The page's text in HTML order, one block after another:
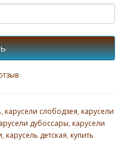
, карусели слободзея, карусели
дубоссары, карусели
, карусель детская, купить